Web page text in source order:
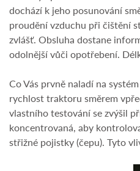
dochází k jeho posunování
proudění vzduchu při čištění
zvlášť. Obsluha dostane
odolnější vůči opotřebení.
Co Vás prvně naladí na
rychlost traktoru směrem
vlastního testování se zvýšil
koncentrovaná, aby
střižné pojistky (čepu). Tyto